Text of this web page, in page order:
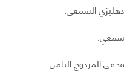
السمعي.
المزدوج الثامن.